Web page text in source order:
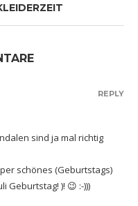
sind ja mal richtig
schönes (Geburtstags)
Geburtstag! )! 😉 :-)))
REPLY